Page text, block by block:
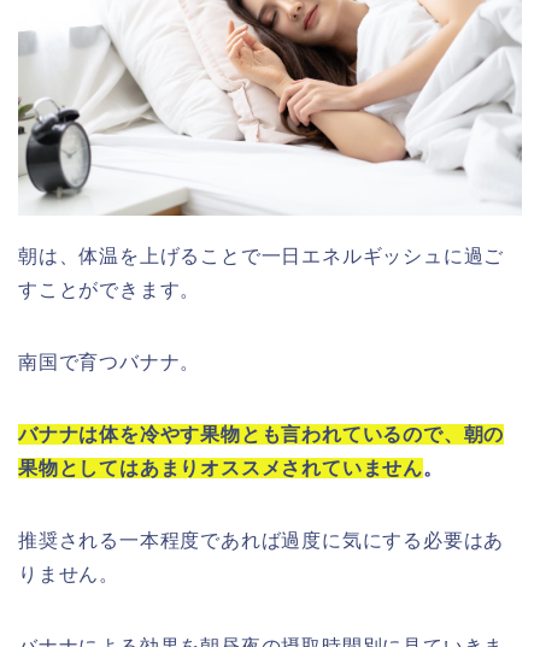
朝は、体温を上げることで一日エネルギッシュに過ご
すことができます。
南国で育つバナナ。
バナナは体を冷やす果物とも言われているので、朝の
果物としてはあまりオススメされていません。
推奨される一本程度であれば過度に気にする必要はあ
りません。